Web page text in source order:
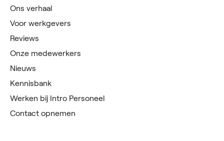
Ons verhaal
Voor werkgevers
Reviews
Onze medewerkers
Nieuws
Kennisbank
Werken bij Intro Personeel
Contact opnemen